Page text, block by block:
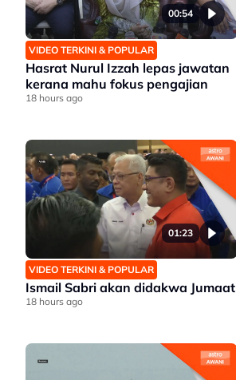
00:54
VIDEO TERKINI & POPULAR
Hasrat Nurul Izzah lepas jawatan
kerana mahu fokus pengajian
18 hours ago
01:23
VIDEO TERKINI & POPULAR
Ismail Sabri akan didakwa Jumaat
18 hours ago